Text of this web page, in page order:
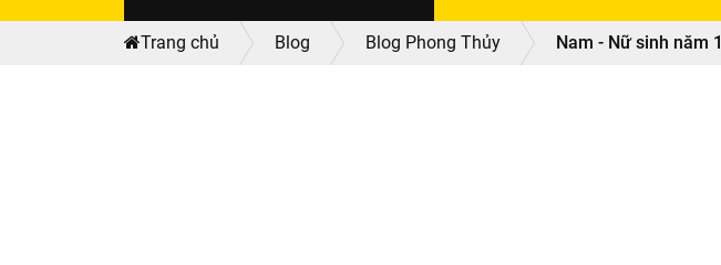
Trang chủ Blog Blog Phong Thủy Nam - Nữ sinh năm